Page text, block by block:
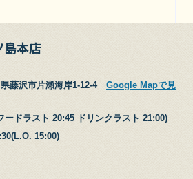
島本店
藤沢市片瀬海岸1-12-4 Google Mapで見
ードラスト 20:45 ドリンクラスト 21:00)
15:00)